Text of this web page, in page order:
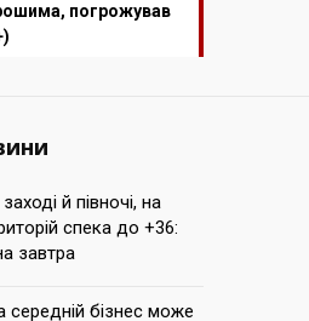
погрожував
й півночі, на
спека до +36:
завтра
середній бізнес може